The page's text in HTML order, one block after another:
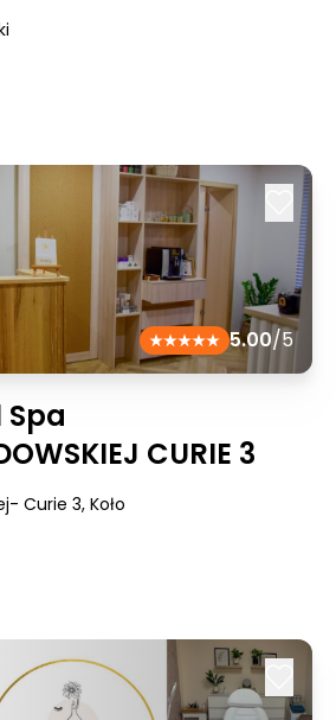
5.00/5
Spa
CURIE 3
Curie 3, Koło